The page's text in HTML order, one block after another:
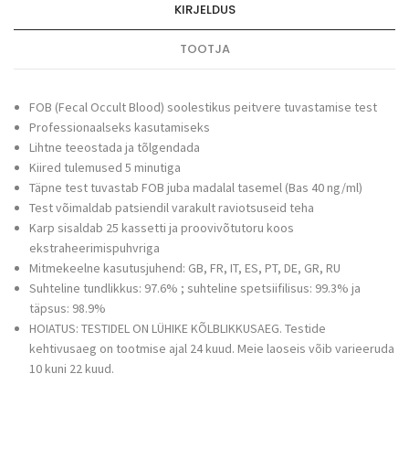
KIRJELDUS
TOOTJA
FOB (Fecal Occult Blood) soolestikus peitvere tuvastamise test
Professionaalseks kasutamiseks
Lihtne teeostada ja tõlgendada
Kiired tulemused 5 minutiga
Täpne test tuvastab FOB juba madalal tasemel (Bas 40 ng/ml)
Test võimaldab patsiendil varakult raviotsuseid teha
Karp sisaldab 25 kassetti ja proovivõtutoru koos
ekstraheerimispuhvriga
Mitmekeelne kasutusjuhend: GB, FR, IT, ES, PT, DE, GR, RU
Suhteline tundlikkus: 97.6% ; suhteline spetsiifilisus: 99.3% ja
täpsus: 98.9%
HOIATUS: TESTIDEL ON LÜHIKE KÕLBLIKKUSAEG. Testide
kehtivusaeg on tootmise ajal 24 kuud. Meie laoseis võib varieeruda
10 kuni 22 kuud.